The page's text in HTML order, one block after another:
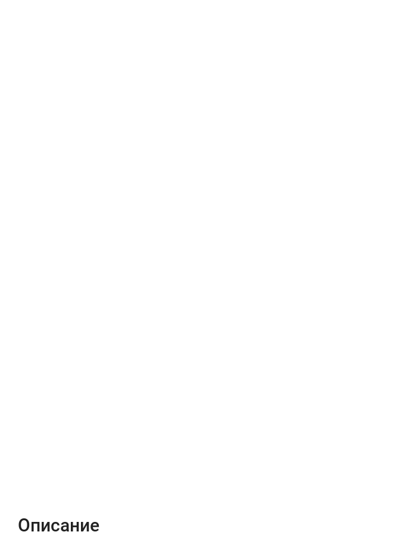
Описание